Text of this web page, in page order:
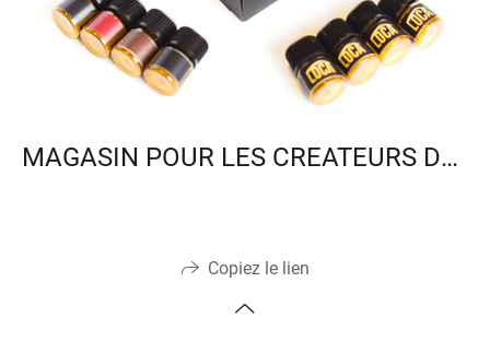
MAGASIN POUR LES CREATEURS DE CILS
Copiez le lien